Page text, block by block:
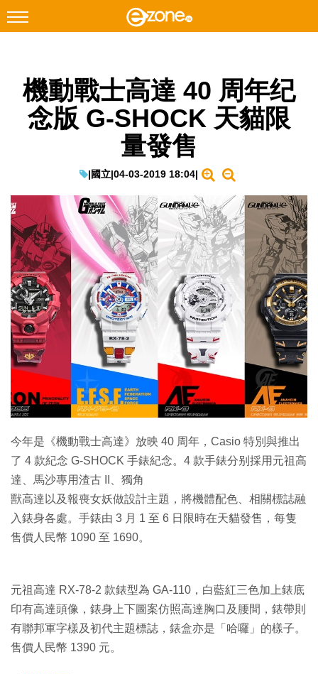
Facebook Instagram
科技焦點
教學評測
EduTech
IT Times
生成式AI與雲端應用
Enterprise Digital Transformation
特集
機動戰士高達 40 周年纪
念版 G-SHOCK 天貓限
量發售
|國立|04-03-2019 18:04|
今年是《機動戰士高達》放映 40 周年，Casio 特別與推出
了 4 款紀念 G-SHOCK 手錶紀念。4 款手錶分别採用元祖高
達、馬沙專用渣古 II、獨角
獸高達以及報喪女妖做設計主題，將機體配色、相關標誌融
入錶身各處。手錶由 3 月 1 至 6 日限時在天貓發售，每隻
售價人民幣 1090 至 1690。
元祖高達 RX-78-2 款錶型為 GA-110，白藍紅三色加上錶底
印有高達頭像，錶身上下圖案仿照高達胸口及腰間，錶帶則
有聯邦軍字樣及初代主題標誌，錶盒亦是「哈囉」的樣子。
售價人民幣 1390 元。